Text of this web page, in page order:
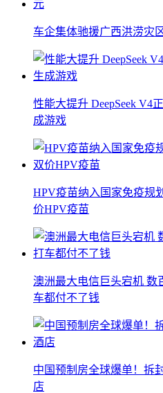
车企集体驰援广西洪涝灾
性能大提升 DeepSeek V4
成游戏
HPV疫苗纳入国家免疫规
价HPV疫苗
澳洲最大电信巨头宕机 数
车都付不了钱
中国预制房全球爆单！拆
店